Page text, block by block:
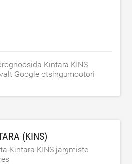
Kintara KINS
Google otsingumootori
(KINS)
Kintara KINS järgmiste